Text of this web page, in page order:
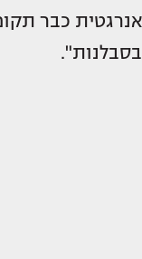
אנרגטית כבר
בסבלנות".